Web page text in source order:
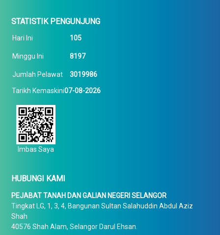
STATISTIK PENGUNJUNG
Hari Ini 105
Minggu Ini 8197
Jumlah Pelawat 3019986
Tarikh Kemaskini07-08-2026
Imbas Saya
HUBUNGI KAMI
PEJABAT TANAH DAN GALIAN NEGERI SELANGOR
Tingkat LG, 1, 3, 4, Bangunan Sultan Salahuddin Abdul Aziz
Shah
40576 Shah Alam, Selangor Darul Ehsan.